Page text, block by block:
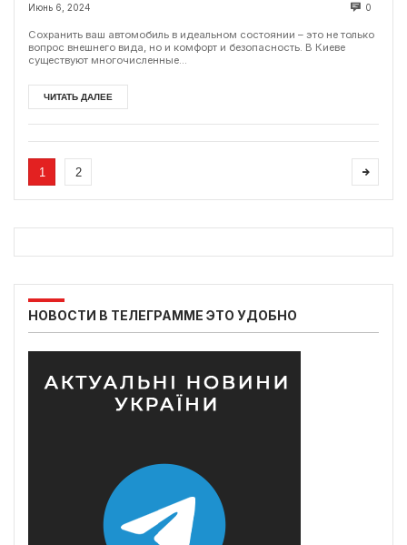
Июнь 6, 2024 0
Сохранить ваш автомобиль в идеальном состоянии – это не только
вопрос внешнего вида, но и комфорт и безопасность. В Киеве
существуют многочисленные...
ЧИТАТЬ ДАЛЕЕ
1 2
НОВОСТИ В ТЕЛЕГРАММЕ ЭТО УДОБНО